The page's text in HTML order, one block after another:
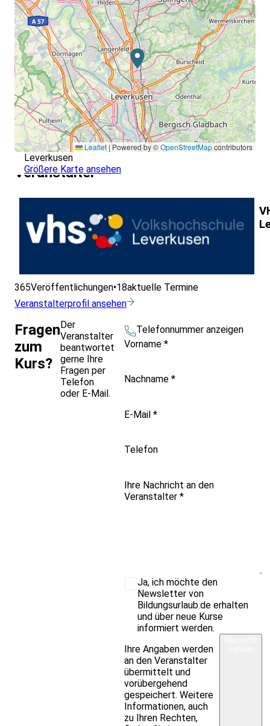
Leaflet | Powered by ©OpenStreetMapcontributors
Leverkusen
Größere Karte ansehen
Veranstalter
365Veröffentlichungen•18aktuelle Termine
Veranstalterprofil ansehen
Fragen
zum
Kurs?
Der
Veranstalter
beantwortet
gerne Ihre
Fragen per
Telefon
oder E-Mail.
Telefonnummer anzeigen
Vorname *
Nachname *
E-Mail *
Telefon
Ihre Nachricht an den
Veranstalter *
Ja, ich möchte den
Newsletter von
Bildungsurlaub.de erhalten
und über neue Kurse
informiert werden.
Ihre Angaben werden
an den Veranstalter
übermittelt und
vorübergehend
gespeichert. Weitere
Informationen, auch
zu Ihren Rechten,